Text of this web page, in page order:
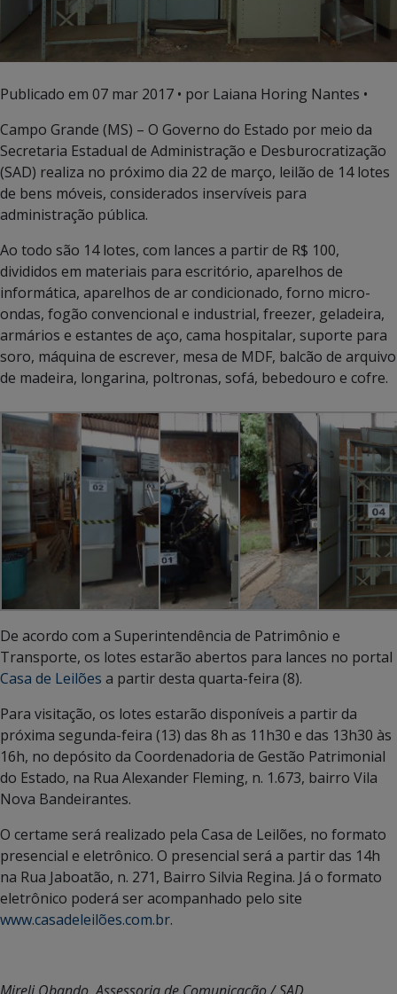
Publicado em 07 mar 2017 • por Laiana Horing Nantes •
Campo Grande (MS) – O Governo do Estado por meio da
Secretaria Estadual de Administração e Desburocratização
(SAD) realiza no próximo dia 22 de março, leilão de 14 lotes
de bens móveis, considerados inservíveis para
administração pública.
Ao todo são 14 lotes, com lances a partir de R$ 100,
divididos em materiais para escritório, aparelhos de
informática, aparelhos de ar condicionado, forno micro-
ondas, fogão convencional e industrial, freezer, geladeira,
armários e estantes de aço, cama hospitalar, suporte para
soro, máquina de escrever, mesa de MDF, balcão de arquivo
de madeira, longarina, poltronas, sofá, bebedouro e cofre.
De acordo com a Superintendência de Patrimônio e
Transporte, os lotes estarão abertos para lances no portal
Casa de Leilões a partir desta quarta-feira (8).
Para visitação, os lotes estarão disponíveis a partir da
próxima segunda-feira (13) das 8h as 11h30 e das 13h30 às
16h, no depósito da Coordenadoria de Gestão Patrimonial
do Estado, na Rua Alexander Fleming, n. 1.673, bairro Vila
Nova Bandeirantes.
O certame será realizado pela Casa de Leilões, no formato
presencial e eletrônico. O presencial será a partir das 14h
na Rua Jaboatão, n. 271, Bairro Silvia Regina. Já o formato
eletrônico poderá ser acompanhado pelo site
www.casadeleilões.com.br.